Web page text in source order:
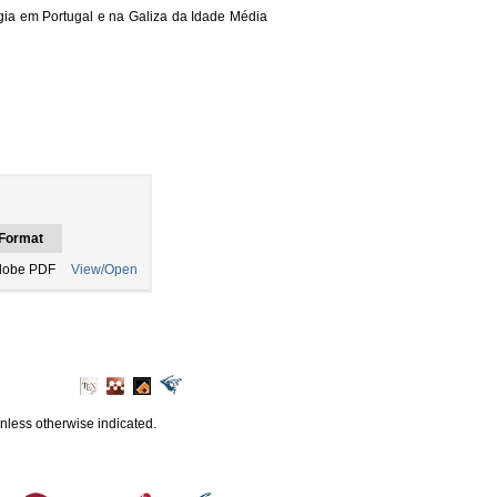
em Portugal e na Galiza da Idade Média
PDF
View/Open
otherwise indicated.